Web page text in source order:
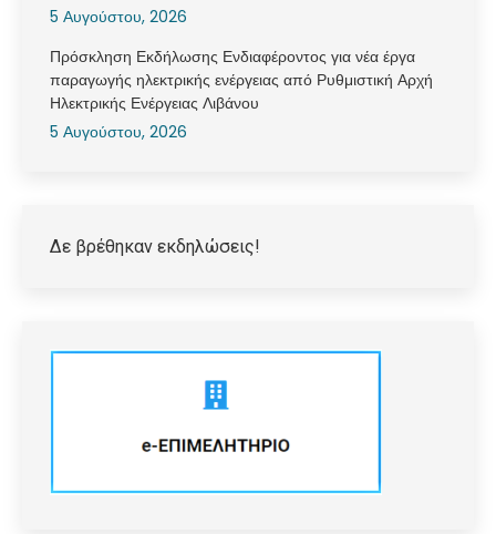
5 Αυγούστου, 2026
Πρόσκληση Εκδήλωσης Ενδιαφέροντος για νέα έργα
παραγωγής ηλεκτρικής ενέργειας από Ρυθμιστική Αρχή
Ηλεκτρικής Ενέργειας Λιβάνου
5 Αυγούστου, 2026
Δε βρέθηκαν εκδηλώσεις!